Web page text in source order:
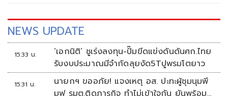
NEWS UPDATE
15:33 น.
‘เอกนิติ’ ชูเร่งลงทุน-ปั๊มขีดแข่งดันดันศก.ไทย
รับงบประมาณมีจำกัดลุยงัด5Tปูพรมโตยาว
15:31 น.
นายกฯ ขออภัย! แจงเหตุ อส. ปะทะผู้ชุมนุมพี